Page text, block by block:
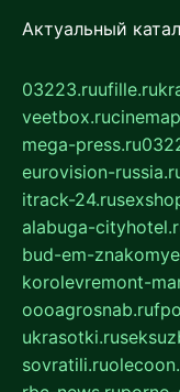
Актуальный
03223.ruufille.ru
veetbox.ru
mega-press.ru
eurovision-
itrack-24.ru
alabuga-
bud-em-
korolevremont-
oooagrosnab.ru
ukrasotki.ru
sovratili.ru